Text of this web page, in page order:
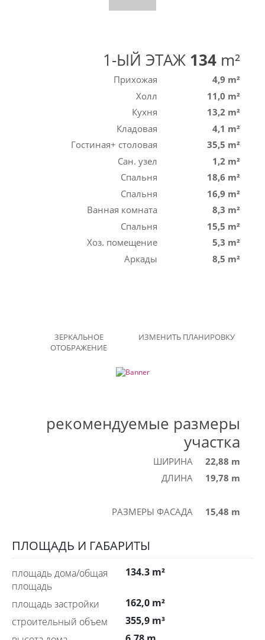
1-ЫЙ ЭТАЖ 134 m²
Прихожая
4,9 m²
Холл
11,0 m²
Кухня
13,2 m²
Кладовая
4,1 m²
Гостиная+ столовая
35,5 m²
Сан. узел
1,2 m²
Спальня
18,6 m²
Спальня
16,9 m²
Ванная комната
8,3 m²
Спальня
15,5 m²
Хоз. помещение
5,3 m²
Аркады
8,5 m²
ЗЕРКАЛЬНОЕ
ОТОБРАЖЕНИЕ
ИЗМЕНИТЬ ПЛАНИРОВКУ
рекомендуемые размеры
участка
ШИРИНА
22,88 m
ДЛИНА
19,78 m
РАЗМЕРЫ ФАСАДА 15,48 m
ПЛОЩАДЬ И ГАБАРИТЫ
площадь дома/общая
площадь
134.3 m²
площадь застройки
162,0 m²
строительный объем
355,9 m³